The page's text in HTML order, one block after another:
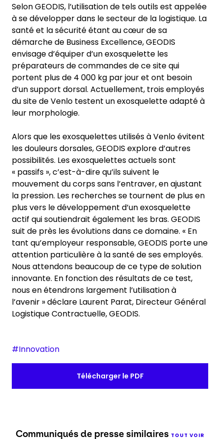
Selon GEODIS, l’utilisation de tels outils est appelée
à se développer dans le secteur de la logistique. La
santé et la sécurité étant au cœur de sa
démarche de Business Excellence, GEODIS
envisage d’équiper d’un exosquelette les
préparateurs de commandes de ce site qui
portent plus de 4 000 kg par jour et ont besoin
d’un support dorsal. Actuellement, trois employés
du site de Venlo testent un exosquelette adapté à
leur morphologie.
Alors que les exosquelettes utilisés à Venlo évitent
les douleurs dorsales, GEODIS explore d’autres
possibilités. Les exosquelettes actuels sont
« passifs », c’est-à-dire qu’ils suivent le
mouvement du corps sans l’entraver, en ajustant
la pression. Les recherches se tournent de plus en
plus vers le développement d’un exosquelette
actif qui soutiendrait également les bras. GEODIS
suit de près les évolutions dans ce domaine. « En
tant qu’employeur responsable, GEODIS porte une
attention particulière à la santé de ses employés.
Nous attendons beaucoup de ce type de solution
innovante. En fonction des résultats de ce test,
nous en étendrons largement l’utilisation à
l’avenir » déclare Laurent Parat, Directeur Général
Logistique Contractuelle, GEODIS.
#Innovation
Télécharger le PDF
Communiqués de presse similaires TOUT VOIR